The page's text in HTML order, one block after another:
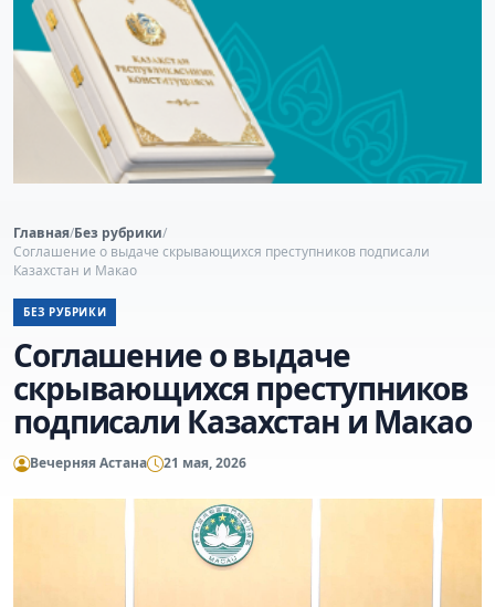
Главная/Без рубрики/
Соглашение о выдаче скрывающихся преступников подписали
Казахстан и Макао
БЕЗ РУБРИКИ
Соглашение о выдаче
скрывающихся преступников
подписали Казахстан и Макао
Вечерняя Астана 21 мая, 2026